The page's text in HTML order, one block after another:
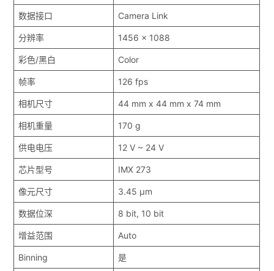
数据接口 Camera Link
分辨率 1456 x 1088
彩色/黑白 Color
帧率 126 fps
相机尺寸 44 mm x 44 mm x 74 mm
相机重量 170 g
供电电压 12 V ~ 24 V
芯片型号 IMX 273
像元尺寸 3.45 μm
数据位深 8 bit, 10 bit
增益范围 Auto
Binning 是